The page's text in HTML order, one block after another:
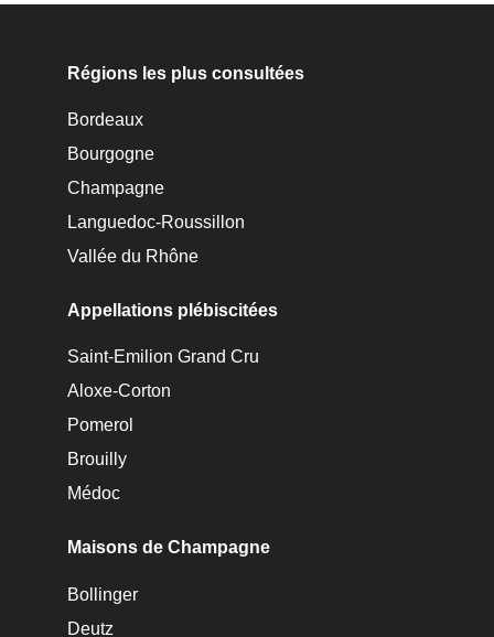
Régions les plus consultées
Bordeaux
Bourgogne
Champagne
Languedoc-Roussillon
Vallée du Rhône
Appellations plébiscitées
Saint-Emilion Grand Cru
Aloxe-Corton
Pomerol
Brouilly
Médoc
Maisons de Champagne
Bollinger
Deutz